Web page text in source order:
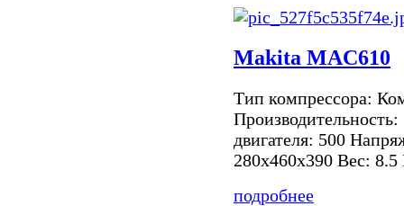
Makita MAC610
Тип компрессора:
двигателя: 500
280х460х390 Вес: 8.5
подробнее